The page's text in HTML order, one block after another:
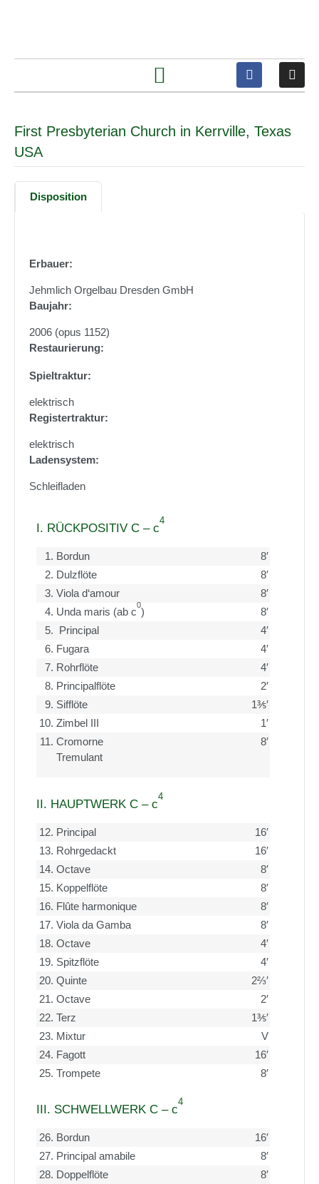
First Presbyterian Church in Kerrville, Texas
USA
Disposition
Erbauer:
Jehmlich Orgelbau Dresden GmbH
Baujahr:
2006 (opus 1152)
Restaurierung:
Spieltraktur:
elektrisch
Registertraktur:
elektrisch
Ladensystem:
Schleifladen
I. RÜCKPOSITIV C – c
4
1. Bordun
8′
2. Dulzflöte
8′
3. Viola d‘amour
8′
4. Unda maris (ab c
0
)
8′
5. Principal
4′
6. Fugara
4′
7. Rohrflöte
4′
8. Principalflöte
2′
9. Sifflöte
1⅗′
10. Zimbel III
1′
11. Cromorne
Tremulant
8′
II. HAUPTWERK C – c
4
12. Principal
16′
13. Rohrgedackt
16′
14. Octave
8′
15. Koppelflöte
8′
16. Flûte harmonique
8′
17. Viola da Gamba
8′
18. Octave
4′
19. Spitzflöte
4′
20. Quinte
2⅔′
21. Octave
2′
22. Terz
1⅗′
23. Mixtur
V
24. Fagott
16′
25. Trompete 8′
III. SCHWELLWERK C – c
4
26. Bordun
16′
27. Principal amabile
8′
28. Doppelflöte
8′